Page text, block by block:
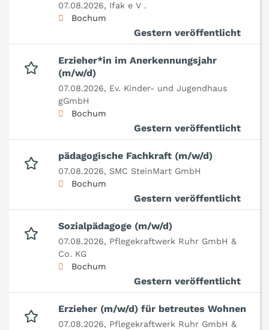
07.08.2026, Ifak e V .
Bochum
Gestern veröffentlicht
Erzieher*in im Anerkennungsjahr
(m/w/d)
07.08.2026, Ev. Kinder- und Jugendhaus
gGmbH
Bochum
Gestern veröffentlicht
pädagogische Fachkraft (m/w/d)
07.08.2026, SMC SteinMart GmbH
Bochum
Gestern veröffentlicht
Sozialpädagoge (m/w/d)
07.08.2026, Pflegekraftwerk Ruhr GmbH &
Co. KG
Bochum
Gestern veröffentlicht
Erzieher (m/w/d) für betreutes Wohnen
07.08.2026, Pflegekraftwerk Ruhr GmbH &